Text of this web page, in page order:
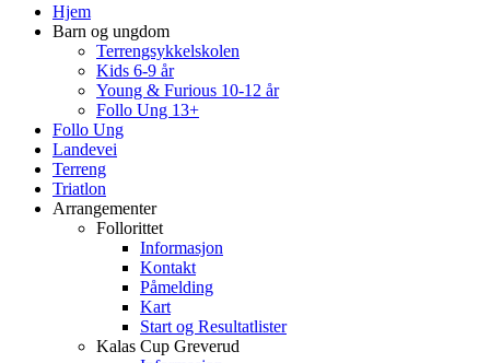
Hjem
Barn og ungdom
Terrengsykkelskolen
Kids 6-9 år
Young & Furious 10-12 år
Follo Ung 13+
Follo Ung
Landevei
Terreng
Triatlon
Arrangementer
Follorittet
Informasjon
Kontakt
Påmelding
Kart
Start og Resultatlister
Kalas Cup Greverud